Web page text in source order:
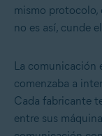
mismo protocolo,
no es así, cunde
La comunicación
comenzaba a
Cada fabricante
entre sus